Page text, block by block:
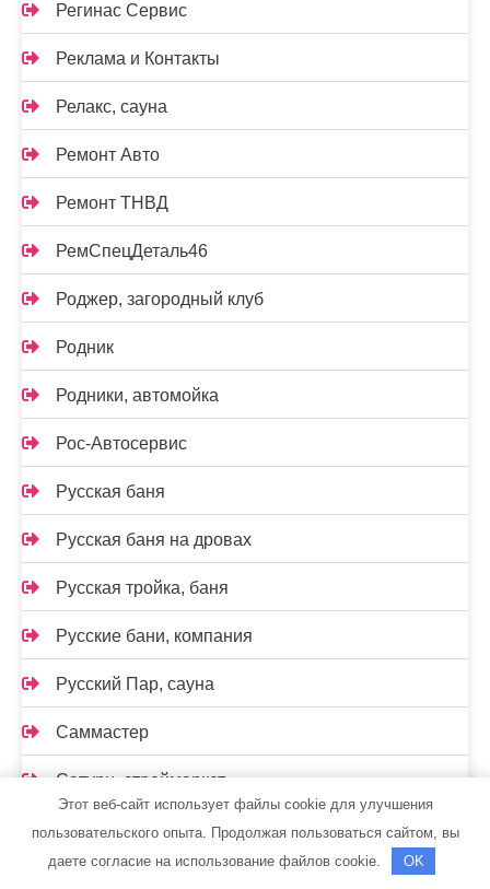
Регинас Сервис
Реклама и Контакты
Релакс, сауна
Ремонт Авто
Ремонт ТНВД
РемСпецДеталь46
Роджер, загородный клуб
Родник
Родники, автомойка
Рос-Автосервис
Русская баня
Русская баня на дровах
Русская тройка, баня
Русские бани, компания
Русский Пар, сауна
Саммастер
Сатурн, строймаркет
Сауна
Этот веб-сайт использует файлы cookie для улучшения
пользовательского опыта. Продолжая пользоваться сайтом, вы
даете согласие на использование файлов cookie.
OK